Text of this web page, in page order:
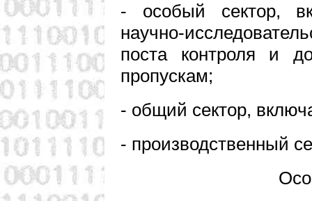
- особый сектор,
научно-
поста контроля и
пропускам;
- общий сектор,
- производственный